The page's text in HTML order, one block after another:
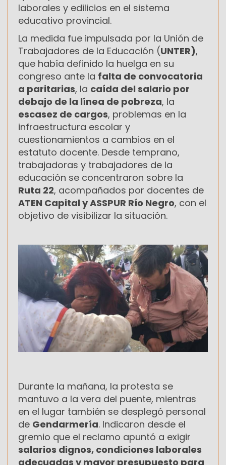
laborales y edilicios en el sistema
educativo provincial.
La medida fue impulsada por la Unión de
Trabajadores de la Educación (UNTER),
que había definido la huelga en su
congreso ante la falta de convocatoria
a paritarias, la caída del salario por
debajo de la línea de pobreza, la
escasez de cargos, problemas en la
infraestructura escolar y
cuestionamientos a cambios en el
estatuto docente. Desde temprano,
trabajadoras y trabajadores de la
educación se concentraron sobre la
Ruta 22, acompañados por docentes de
ATEN Capital y ASSPUR Río Negro, con el
objetivo de visibilizar la situación.
Durante la mañana, la protesta se
mantuvo a la vera del puente, mientras
en el lugar también se desplegó personal
de Gendarmería. Indicaron desde el
gremio que el reclamo apuntó a exigir
salarios dignos, condiciones laborales
adecuadas y mayor presupuesto para